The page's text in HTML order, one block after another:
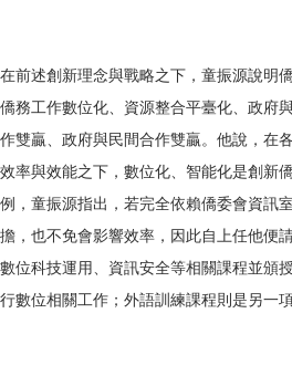
在前述創新理念與戰略之下，童振源說明
僑務工作數位化、資源整合平臺化、政府
作雙贏、政府與民間合作雙贏。他說，在
效率與效能之下，數位化、智能化是創新
例，童振源指出，若完全依賴僑委會資訊
擔，也不免會影響效率，因此自上任他便
數位科技運用、資訊安全等相關課程並頒
行數位相關工作；外語訓練課程則是另一項